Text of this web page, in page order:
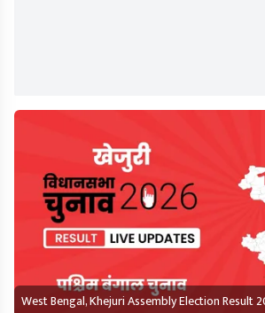
West Bengal, Khejuri Assembly Election Result